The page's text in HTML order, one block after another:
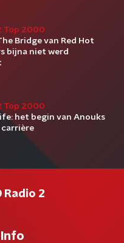
Top 2000
Bridge van Red Hot
bijna niet werd
Top 2000
het begin van Anouks
carrière
Radio 2
Info